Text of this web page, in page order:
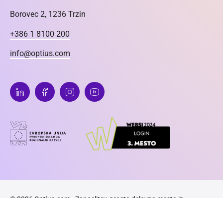
Borovec 2, 1236 Trzin
+386 1 8100 200
info@optius.com